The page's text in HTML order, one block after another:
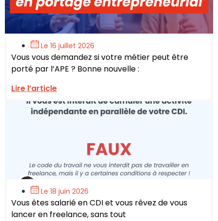
Le 16 juillet 2026
Vous vous demandez si votre métier peut être
porté par l’APE ? Bonne nouvelle :
Lire l’article
Le 18 juin 2026
Vous êtes salarié en CDI et vous rêvez de vous
lancer en freelance, sans tout